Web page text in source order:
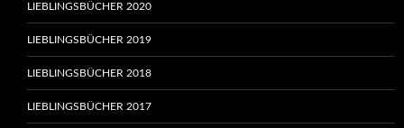
LIEBLINGSBÜCHER 2020
LIEBLINGSBÜCHER 2019
LIEBLINGSBÜCHER 2018
LIEBLINGSBÜCHER 2017